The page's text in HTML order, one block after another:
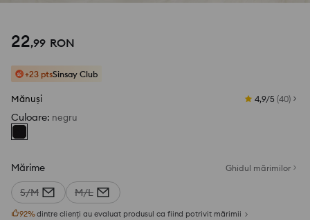
22,99 RON
+23 ptsSinsay Club
Mănuși 4,9/5 (40)
Culoare: negru
Mărime Ghidul mărimilor
S/M M/L
92%dintre clienți au evaluat produsul ca fiind potrivit mărimii